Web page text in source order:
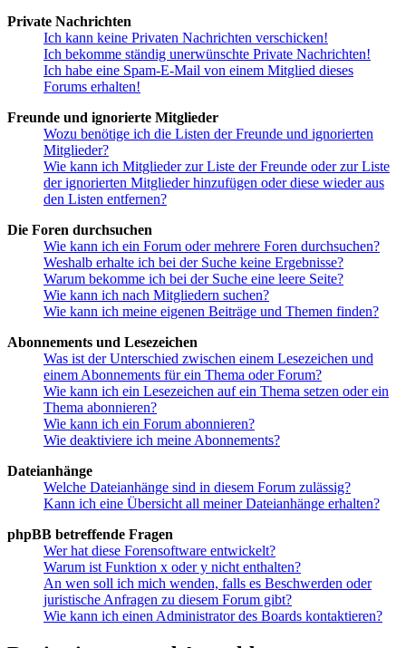
Private Nachrichten
Ich kann keine Privaten Nachrichten verschicken!
Ich bekomme ständig unerwünschte Private Nachrichten!
Ich habe eine Spam-E-Mail von einem Mitglied dieses
Forums erhalten!
Freunde und ignorierte Mitglieder
Wozu benötige ich die Listen der Freunde und ignorierten
Mitglieder?
Wie kann ich Mitglieder zur Liste der Freunde oder zur Liste
der ignorierten Mitglieder hinzufügen oder diese wieder aus
den Listen entfernen?
Die Foren durchsuchen
Wie kann ich ein Forum oder mehrere Foren durchsuchen?
Weshalb erhalte ich bei der Suche keine Ergebnisse?
Warum bekomme ich bei der Suche eine leere Seite?
Wie kann ich nach Mitgliedern suchen?
Wie kann ich meine eigenen Beiträge und Themen finden?
Abonnements und Lesezeichen
Was ist der Unterschied zwischen einem Lesezeichen und
einem Abonnements für ein Thema oder Forum?
Wie kann ich ein Lesezeichen auf ein Thema setzen oder ein
Thema abonnieren?
Wie kann ich ein Forum abonnieren?
Wie deaktiviere ich meine Abonnements?
Dateianhänge
Welche Dateianhänge sind in diesem Forum zulässig?
Kann ich eine Übersicht all meiner Dateianhänge erhalten?
phpBB betreffende Fragen
Wer hat diese Forensoftware entwickelt?
Warum ist Funktion x oder y nicht enthalten?
An wen soll ich mich wenden, falls es Beschwerden oder
juristische Anfragen zu diesem Forum gibt?
Wie kann ich einen Administrator des Boards kontaktieren?